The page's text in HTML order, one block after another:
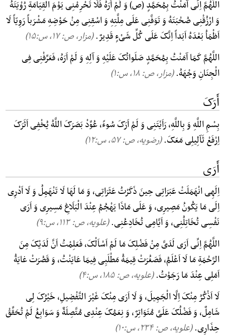
اللَّهُمَّ اِنِّی آمَنْتُ بِمُحَمَّدٍ (ص) وَ لَمْ اَرَهُ فَلَا تَحْرِمْنِی یَوْمَ الْقِیَامَةِ رُوْیَتَهُ
وَ ارْزُقْنِی صُحْبَتَهُ وَ تَوَفَّنِی عَلَی مِلَّتِهِ وَ اسْقِنِی مِنْ حَوْضِهِ مَشْرَباً رَوِیّاً لَا
اَظْمَاُ بَعْدَهُ اَبَداً اِنَّکَ عَلَی کُلِّ شَیْءٍ قَدِیرٌ.(مزار، ص: ۱۷, س:۱۵)
اللَّهُمَّ کَمَا آمَنْتُ بِمُحَمَّدٍ صَلَواتُکَ عَلَیْهِ وَ آلِهِ وَ لَمْ اَرَهُ، فَعَرِّفْنِی فِی
الْجِنَانِ وَجْهَهُ.(مزار، ص: ۱۸, س:۱)
أَرَکَ
بِسْمِ اللَّهِ وَ بِاللَّهِ، رَاَیْتَنِی وَ لَمْ اَرَکَ سُوءً، عُوِّدْ بَصَرَکَ اللَّهُ یُخْفِی اَثَرَکَ
اِرْفَعْ ثَآلِیلِی مَعَکَ.(رضویه، ص: ۵۷, س:۱۲)
أَرَی
اِلَهِی انْهَمَلَتْ عَبَرَاتِی حِینَ ذَکَرْتُ عَثَرَاتِی، وَ مَا لَهَا لَا تَنْهَمِلُ وَ لَا اَدْرِی
اِلَی مَا یَکُونُ مَصِیرِی، وَ عَلَی مَاذَا یَهْجُمُ عِنْدَ الْبَلَاغِ مَسِیرِی وَ اَرَی
نَفْسِی تُخَاتِلُنِی، وَ اَیَّامِی تُخَادِعُنِی.(علویه، ص: ۱۱۳, س:۹)
اللَّهُمَّ اِنِّی اَرَی لَدَیَّ مِنْ فَضْلِکَ مَا لَمْ اَسْاَلْکَ، فَعَلِمْتُ اَنَّ لَدَیْکَ مِنَ
الرَّحْمَةِ مَا لَا اَعْلَمُ، فَصَغُرَتْ قِیمَةُ مَطْلَبِی فِیمَا عَایَنْتُ، وَ قَصُرَتْ غایَةُ
اَمَلِی عِنْدَ مَا رَجَوْتُ.(علویه، ص: ۱۸۵, س:۴)
لَا اَذْکُرُ مِنْکَ اِلَّا الْجَمِیلَ، وَ لَا اَرَی مِنْکَ غَیْرَ التَّفْضِیلِ، خَیْرُکَ لِی
شَامِلٌ، وَ فَضْلُکَ عَلَیَّ مُتَوَاتِرٌ، وَ نِعَمُکَ عِنْدِی مُتَّصِلَةٌ وَ سَوَابِغُ لَمْ تُحَقِّقْ
حِذَارِی.(علویه، ص: ۲۳۴, س:۱۰)